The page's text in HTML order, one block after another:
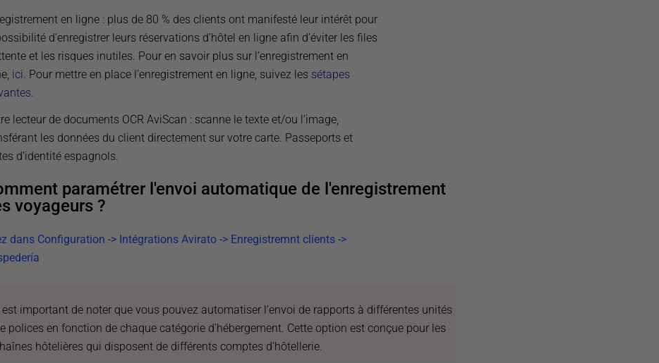
en ligne : plus de 80 % des clients ont manifesté leur intérêt pour
d’enregistrer leurs réservations d’hôtel en ligne afin d’éviter les files
et les risques inutiles. Pour en savoir plus sur l’enregistrement en
ici . Pour mettre en place l’enregistrement en ligne, suivez les sétapes
lecteur de documents OCR AviScan : scanne le texte et/ou l’image,
les données du client directement sur votre carte. Passeports et
d’identité espagnols.
paramétrer l'envoi automatique de l'enregistrement
voyageurs ?
dans Configuration -> Intégrations Avirato -> Enregistremnt clients ->
est important de noter que vous pouvez automatiser l’envoi de rapports à différentes unités
polices en fonction de chaque catégorie d’hébergement. Cette option est conçue pour les
hôtelières qui disposent de différents comptes d’hôtellerie.